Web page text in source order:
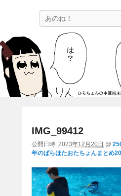
ひらちょんの中
ほたがページ上部にある検索バ
IMG_99412
公開日時: 2023年12月20日 @
年のぱらほたおたちょんまとめ